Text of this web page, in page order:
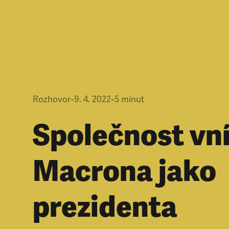
Rozhovor•9. 4. 2022•5 minut
Společnost
Macrona jako
prezidenta